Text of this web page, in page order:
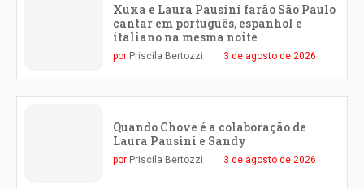
Xuxa e Laura Pausini farão São Paulo
cantar em português, espanhol e
italiano na mesma noite
por Priscila Bertozzi 3 de agosto de 2026
Quando Chove é a colaboração de
Laura Pausini e Sandy
por Priscila Bertozzi 3 de agosto de 2026